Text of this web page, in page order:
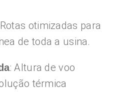
otimizadas para
de toda a usina.
: Altura de voo
térmica